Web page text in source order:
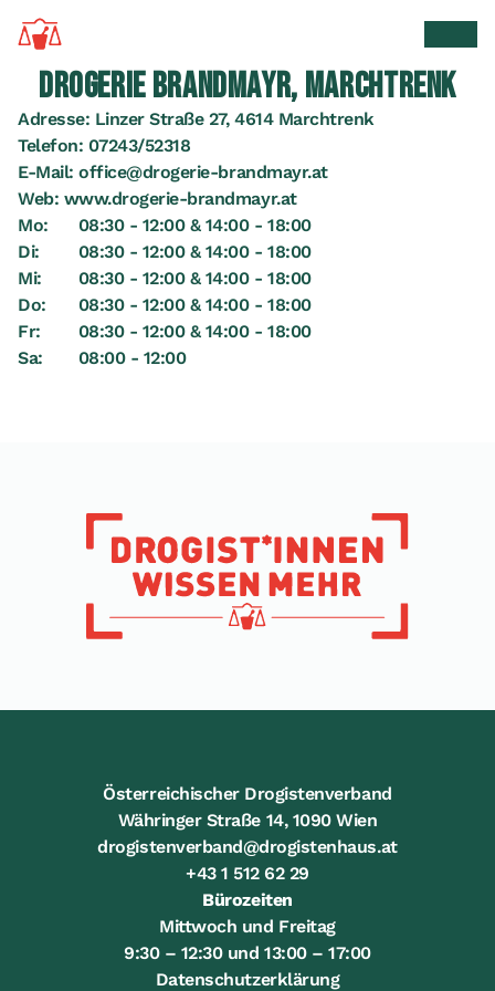
Zur Startseite
DROGERIE BRANDMAYR, MARCHTRENK
Adresse: Linzer Straße 27, 4614 Marchtrenk
Telefon: 07243/52318
E-Mail:office@drogerie-brandmayr.at
Web: www.drogerie-brandmayr.at
Mo:
08:30 - 12:00 & 14:00 - 18:00
Di:
08:30 - 12:00 & 14:00 - 18:00
Mi:
08:30 - 12:00 & 14:00 - 18:00
Do:
08:30 - 12:00 & 14:00 - 18:00
Fr:
08:30 - 12:00 & 14:00 - 18:00
Sa:
08:00 - 12:00
Österreichischer Drogistenverband
Währinger Straße 14, 1090 Wien
drogistenverband@drogistenhaus.at
+43 1 512 62 29
Bürozeiten
Mittwoch und Freitag
9:30 – 12:30 und 13:00 – 17:00
Datenschutzerklärung